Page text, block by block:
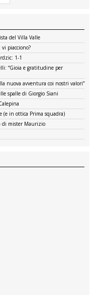
del Villa Valle
piacciono?
1-1
“Gioia e gratitudine per
nuova avventura coi nostri valori”
spalle di Giorgio Siani
(e in ottica Prima squadra)
di mister Maurizio